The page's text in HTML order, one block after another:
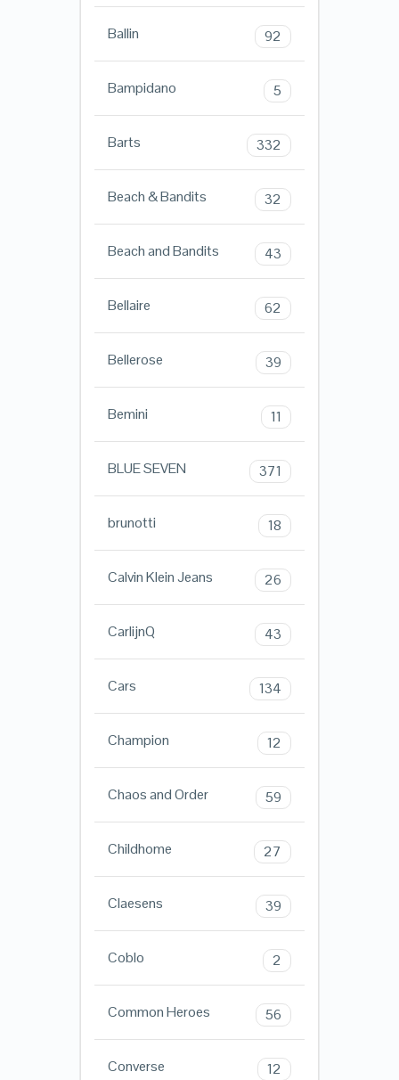
Ballin 92
Bampidano 5
Barts 332
Beach & Bandits 32
Beach and Bandits 43
Bellaire 62
Bellerose 39
Bemini 11
BLUE SEVEN 371
brunotti 18
Calvin Klein Jeans 26
CarlijnQ 43
Cars 134
Champion 12
Chaos and Order 59
Childhome 27
Claesens 39
Coblo 2
Common Heroes 56
Converse 12